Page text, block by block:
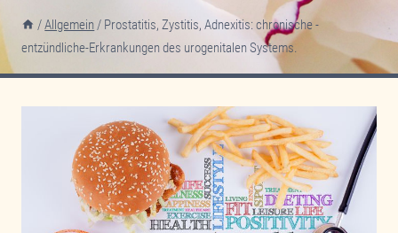
/Allgemein / Prostatitis, Zystitis, Adnexitis: chronische -
entzündliche-Erkrankungen des urogenitalen Systems.